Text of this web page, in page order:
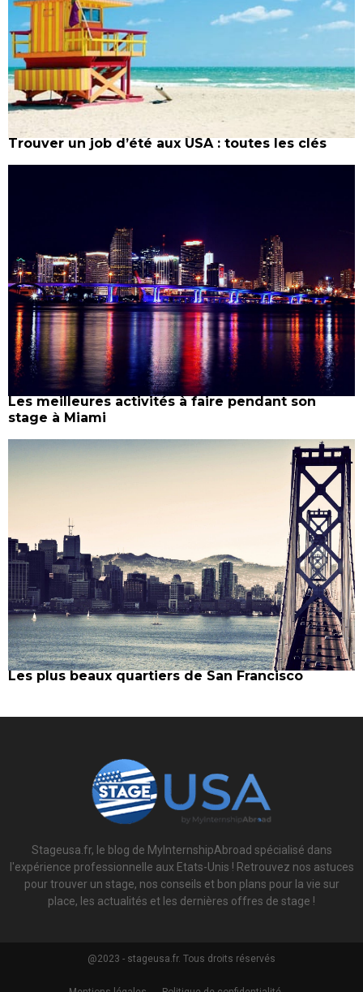
Trouver un job d’été aux USA : toutes les clés
Les meilleures activités à faire pendant son
stage à Miami
Les plus beaux quartiers de San Francisco
Stageusa.fr, le blog de MyInternshipAbroad spécialisé dans
l'expérience professionnelle aux Etats-Unis ! Retrouvez nos astuces
pour trouver un stage, nos conseils et bon plans pour la vie sur
place, les actualités et les dernières offres de stage !
@2023 - stageusa.fr. Tous droits réservés